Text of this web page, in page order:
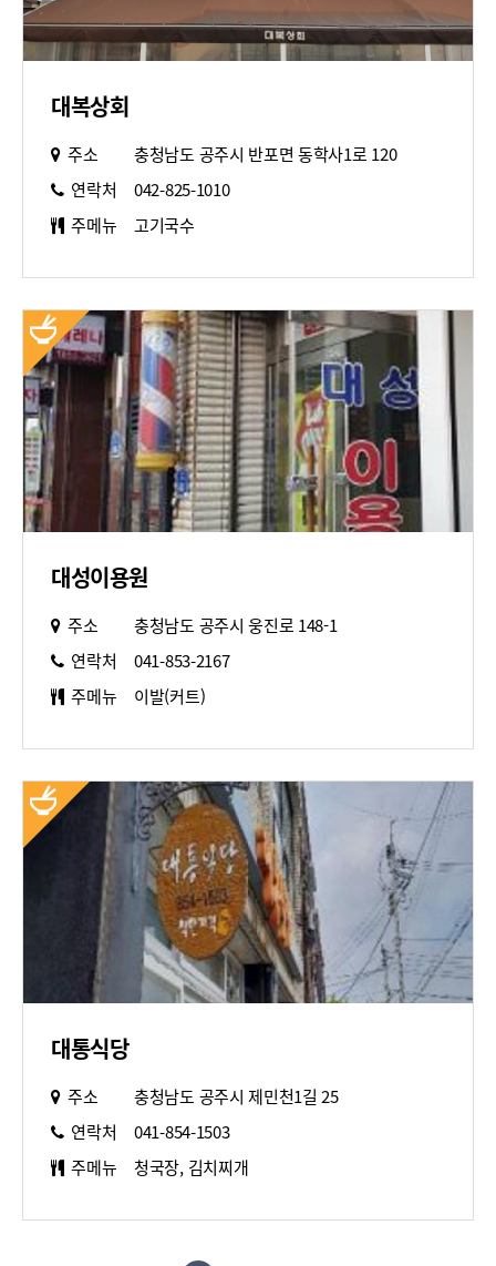
대복상회
주소
충청남도 공주시 반포면 동학사1로 120
연락처
042-825-1010
주메뉴
고기국수
대성이용원
주소
충청남도 공주시 웅진로 148-1
연락처
041-853-2167
주메뉴
이발(커트)
대통식당
주소
충청남도 공주시 제민천1길 25
연락처
041-854-1503
주메뉴
청국장, 김치찌개